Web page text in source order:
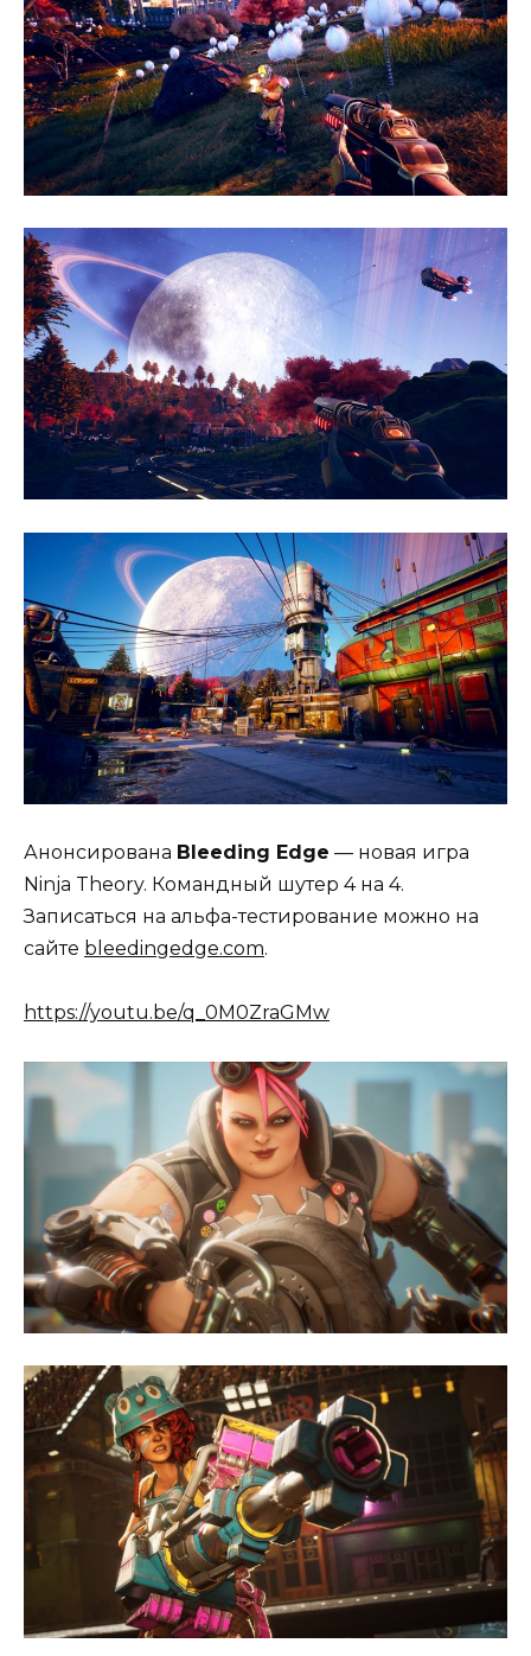
Анонсирована Bleeding Edge — новая игра
Ninja Theory. Командный шутер 4 на 4.
Записаться на альфа-тестирование можно на
сайте bleedingedge.com.
https://youtu.be/q_0M0ZraGMw